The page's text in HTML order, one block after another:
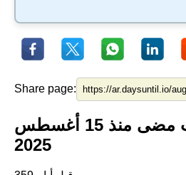
Share page:
كم من الوقت مضى منذ 15 أغسطس
2025